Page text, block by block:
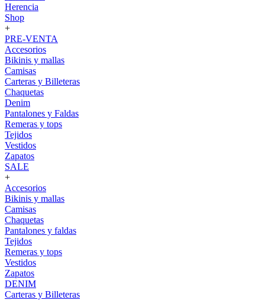
Herencia
Shop
+
PRE-VENTA
Accesorios
Bikinis y mallas
Camisas
Carteras y Billeteras
Chaquetas
Denim
Pantalones y Faldas
Remeras y tops
Tejidos
Vestidos
Zapatos
SALE
+
Accesorios
Bikinis y mallas
Camisas
Chaquetas
Pantalones y faldas
Tejidos
Remeras y tops
Vestidos
Zapatos
DENIM
Carteras y Billeteras